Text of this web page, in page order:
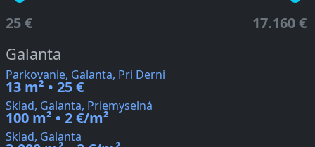
25 € 17.160 €
Galanta
Parkovanie, Galanta, Pri Derni
13 m² • 25 €
Sklad, Galanta, Priemyselná
100 m² • 2 €/m²
Sklad, Galanta